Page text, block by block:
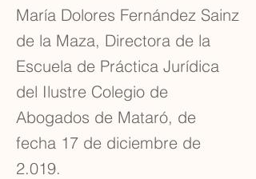
María Dolores Fernández Sainz
de la Maza, Directora de la
Escuela de Práctica Jurídica
del Ilustre Colegio de
Abogados de Mataró, de
fecha 17 de diciembre de
2.019.